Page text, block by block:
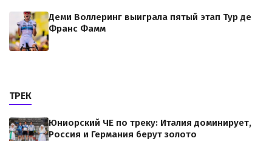
Деми Воллеринг выиграла пятый этап Тур де
Франс Фамм
ТРЕК
Юниорский ЧЕ по треку: Италия доминирует,
Россия и Германия берут золото